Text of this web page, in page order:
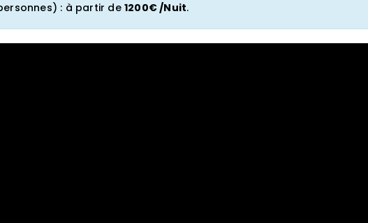
: à partir de1200€ /Nuit.